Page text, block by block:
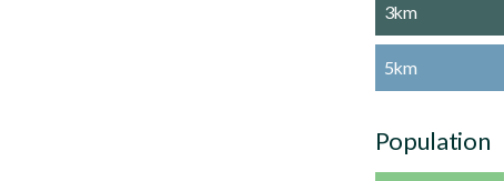
3km
5km
Population